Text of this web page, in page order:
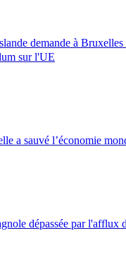
demande à Bruxelles
sur l'UE
a sauvé l’économie
dépassée par l'afflux